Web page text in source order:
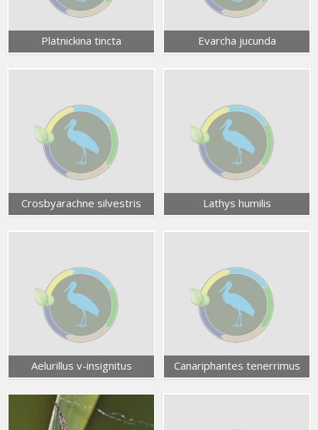
Platnickina tincta Evarcha jucunda
Crosbyarachne silvestris Lathys humilis
Aelurillus v-insignitus Canariphantes tenerrimus